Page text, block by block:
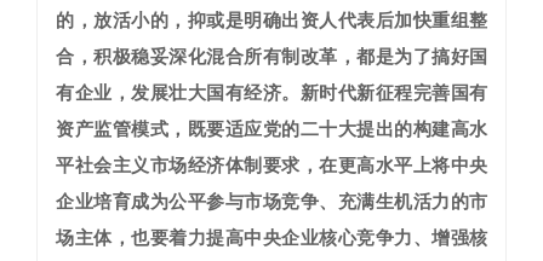
的，放活小的，抑或是明确出资人代表后加快重组整
合，积极稳妥深化混合所有制改革，都是为了搞好国
有企业，发展壮大国有经济。新时代新征程完善国有
资产监管模式，既要适应党的二十大提出的构建高水
平社会主义市场经济体制要求，在更高水平上将中央
企业培育成为公平参与市场竞争、充满生机活力的市
场主体，也要着力提高中央企业核心竞争力、增强核